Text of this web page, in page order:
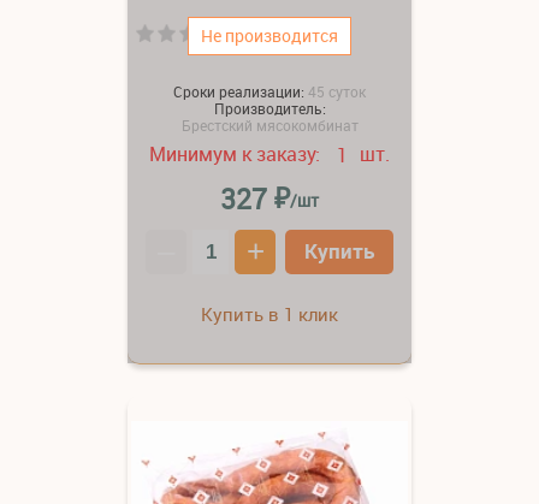
Не производится
(0)
Сроки реализации: 45 суток
Производитель:
Брестский мясокомбинат
Минимум к заказу: 1 шт.
327₽/шт
+ Купить
Купить в 1 клик